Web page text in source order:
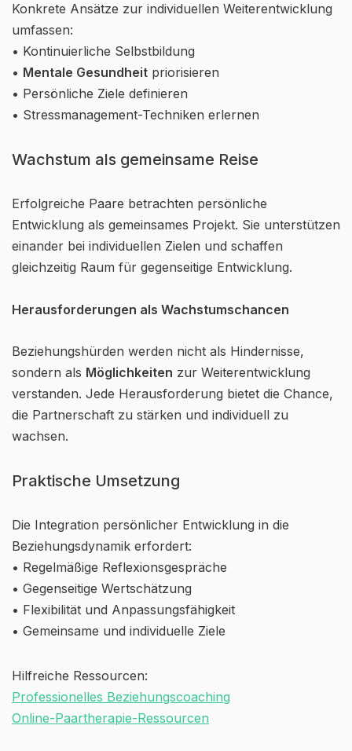
Konkrete Ansätze zur individuellen Weiterentwicklung
umfassen:
• Kontinuierliche Selbstbildung
• Mentale Gesundheit priorisieren
• Persönliche Ziele definieren
• Stressmanagement-Techniken erlernen
Wachstum als gemeinsame Reise
Erfolgreiche Paare betrachten persönliche
Entwicklung als gemeinsames Projekt. Sie unterstützen
einander bei individuellen Zielen und schaffen
gleichzeitig Raum für gegenseitige Entwicklung.
Herausforderungen als Wachstumschancen
Beziehungshürden werden nicht als Hindernisse,
sondern als Möglichkeiten zur Weiterentwicklung
verstanden. Jede Herausforderung bietet die Chance,
die Partnerschaft zu stärken und individuell zu
wachsen.
Praktische Umsetzung
Die Integration persönlicher Entwicklung in die
Beziehungsdynamik erfordert:
• Regelmäßige Reflexionsgespräche
• Gegenseitige Wertschätzung
• Flexibilität und Anpassungsfähigkeit
• Gemeinsame und individuelle Ziele
Hilfreiche Ressourcen:
Professionelles Beziehungscoaching
Online-Paartherapie-Ressourcen